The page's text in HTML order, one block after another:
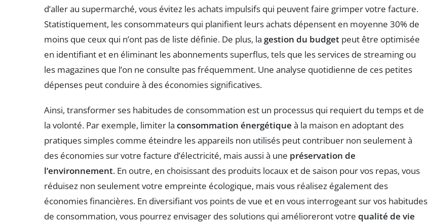
d’aller au supermarché, vous évitez les achats impulsifs qui peuvent faire grimper votre facture.
Statistiquement, les consommateurs qui planifient leurs achats dépensent en moyenne 30% de
moins que ceux qui n’ont pas de liste définie. De plus, la gestion du budget peut être optimisée
en identifiant et en éliminant les abonnements superflus, tels que les services de streaming ou
les magazines que l’on ne consulte pas fréquemment. Une analyse quotidienne de ces petites
dépenses peut conduire à des économies significatives.
Ainsi, transformer ses habitudes de consommation est un processus qui requiert du temps et de
la volonté. Par exemple, limiter la consommation énergétique à la maison en adoptant des
pratiques simples comme éteindre les appareils non utilisés peut contribuer non seulement à
des économies sur votre facture d’électricité, mais aussi à une préservation de
l’environnement. En outre, en choisissant des produits locaux et de saison pour vos repas, vous
réduisez non seulement votre empreinte écologique, mais vous réalisez également des
économies financières. En diversifiant vos points de vue et en vous interrogeant sur vos habitudes
de consommation, vous pourrez envisager des solutions qui amélioreront votre qualité de vie